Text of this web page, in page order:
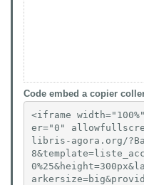
Code embed a copier
<iframe
er="0"
libris-agora.org/